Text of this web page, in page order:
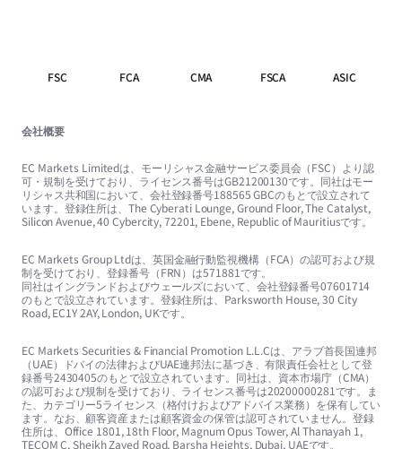
FSC FCA CMA FSCA ASIC
会社概要
EC Markets Limitedは、モーリシャス金融サービス委員会（FSC）より認
可・規制を受けており、ライセンス番号はGB21200130です。同社はモー
リシャス共和国において、会社登録番号188565 GBCのもとで設立されて
います。登録住所は、The Cyberati Lounge, Ground Floor, The Catalyst,
Silicon Avenue, 40 Cybercity, 72201, Ebene, Republic of Mauritiusです。
EC Markets Group Ltdは、英国金融行動監視機構（FCA）の認可および規
制を受けており、登録番号（FRN）は571881です。
同社はイングランドおよびウェールズにおいて、会社登録番号07601714
のもとで設立されています。登録住所は、Parksworth House, 30 City
Road, EC1Y 2AY, London, UKです。
EC Markets Securities & Financial Promotion L.L.Cは、アラブ首長国連邦
（UAE）ドバイの法律およびUAE連邦法に基づき、有限責任会社として登
録番号2430405のもとで設立されています。同社は、資本市場庁（CMA）
の認可および規制を受けており、ライセンス番号は20200000281です。ま
た、カテゴリー5ライセンス（格付けおよびアドバイス業務）を保有してい
ます。なお、顧客資産または顧客資金の保管は認可されていません。登録
住所は、Office 1801, 18th Floor, Magnum Opus Tower, Al Thanayah 1,
TECOM C, Sheikh Zayed Road, Barsha Heights, Dubai, UAEです。